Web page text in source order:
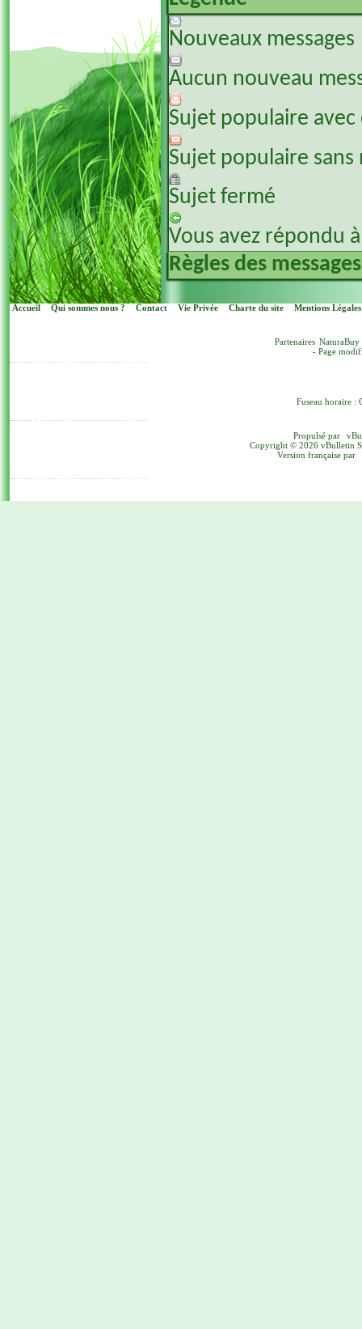
Nouveaux messages
Aucun nouveau
Sujet populaire
Sujet populaire
Sujet fermé
Vous avez répondu
Règles des messages
Accueil Qui sommes nous ? Contact Vie Privée Charte du site Mentions Légales
Partenaires NaturaBuy
- Page
Fuseau horaire :
Propulsé par
Copyright © 2026 vBulletin
Version française par